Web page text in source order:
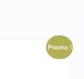
Promo !